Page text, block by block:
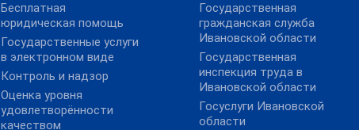
Бесплатная
юридическая помощь
Государственные услуги
в электронном виде
Контроль и надзор
Оценка уровня
удовлетворённости
качеством
Государственная
гражданская служба
Ивановской области
Государственная
инспекция труда в
Ивановской области
Госуслуги Ивановской
области